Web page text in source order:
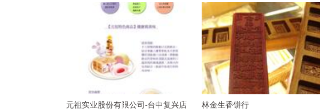
元祖实业股份有限公司-台中复兴店 林金生香饼行